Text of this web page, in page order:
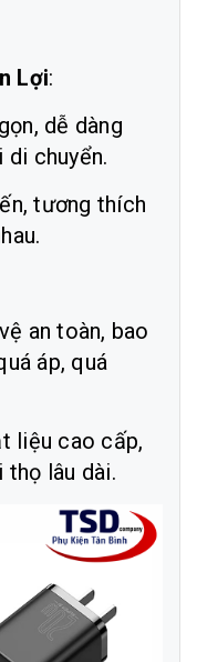
Lợi:
dễ dàng
di chuyển.
tương thích
an toàn, bao
áp, quá
liệu cao cấp,
thọ lâu dài.